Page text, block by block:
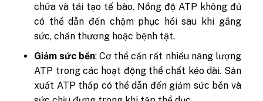
chữa và tái tạo tế bào. Nồng độ ATP không đủ
có thể dẫn đến chậm phục hồi sau khi gắng
sức, chấn thương hoặc bệnh tật.
Giảm sức bền: Cơ thể cần rất nhiều năng lượng
ATP trong các hoạt động thể chất kéo dài. Sản
xuất ATP thấp có thể dẫn đến giảm sức bền và